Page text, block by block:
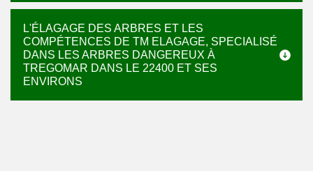
L'ÉLAGAGE DES ARBRES ET LES
COMPÉTENCES DE TM ELAGAGE, SPECIALISÉ
DANS LES ARBRES DANGEREUX À
TREGOMAR DANS LE 22400 ET SES
ENVIRONS